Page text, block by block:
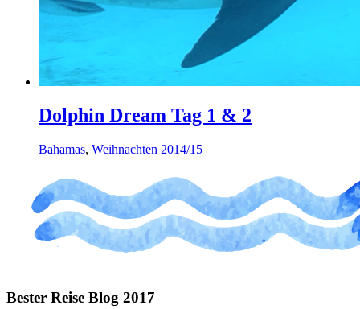
Dolphin Dream Tag 1 & 2
Bahamas, Weihnachten 2014/15
Bester Reise Blog 2017